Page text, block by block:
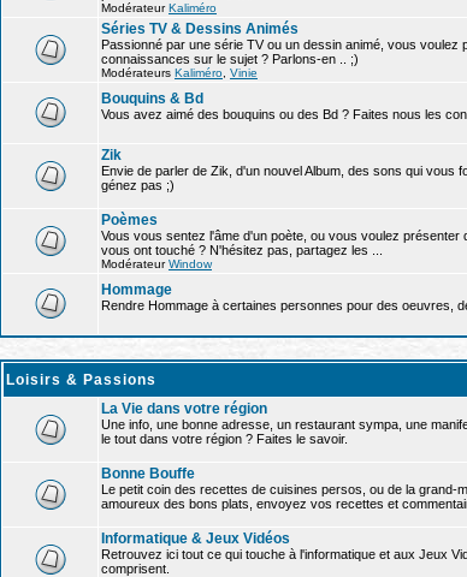
ModérateurKaliméro
Séries TV & Dessins Animés
Passionné par une série TV ou un dessin animé, vous voulez
connaissances sur le sujet ? Parlons-en .. ;)
Modérateurs Kaliméro Vinie
Bouquins & Bd
Vous avez aimé des bouquins ou des Bd ? Faites nous les
Zik
Envie de parler de Zik, d'un nouvel Album, des sons qui vous
génez pas ;)
Poèmes
Vous vous sentez l'âme d'un poète, ou vous voulez présenter
vous ont touché ? N'hésitez pas, partagez les ...
ModérateurWindow
Hommage
Rendre Hommage à certaines personnes pour des oeuvres,
Loisirs & Passions
La Vie dans votre région
Une info, une bonne adresse, un restaurant sympa, une
le tout dans votre région ? Faites le savoir.
Bonne Bouffe
Le petit coin des recettes de cuisines persos, ou de la grand-
amoureux des bons plats, envoyez vos recettes et
Informatique & Jeux Vidéos
Retrouvez ici tout ce qui touche à l'informatique et aux Jeux
comprisent.